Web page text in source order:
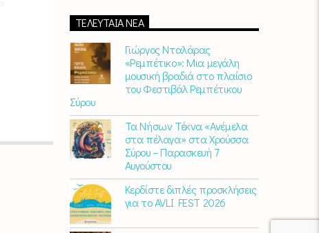
ΤΕΛΕΥΤΑΊΑ ΝΈΑ
Γιώργος Νταλάρας
«Ρεμπέτικο»: Μια μεγάλη
μουσική βραδιά στο πλαίσιο
του Φεστιβάλ Ρεμπέτικου
Σύρου
Τα Νήσων Τέκνα «Ανέμελα
στα πέλαγα» στα Χρούσσα
Σύρου – Παρασκευή 7
Αυγούστου
Κερδίστε διπλές προσκλήσεις
για το AVLI FEST 2026